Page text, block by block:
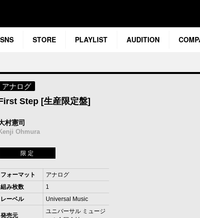
SNS STORE PLAYLIST AUDITION
アナログ
Step [生産限定盤]
村憲司
Kenji Ohmura
限 定
フォーマット
アナログ
組み枚数
1
レーベル
Universal Music
発売元
ユニバーサル ミュージ